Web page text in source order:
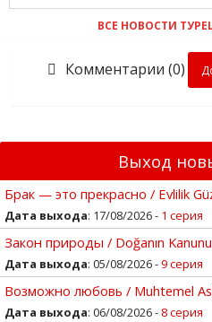
ВСЕ НОВОСТИ
Комментарии (0)
Выход
Брак — это прекрасно / Evlilik
Дата выхода: 17/08/2026 - 1 серия
Закон природы / Doğanın Kanunu
Дата выхода: 05/08/2026 -9 серия
Возможно любовь / Muhtemel
Дата выхода: 06/08/2026 - 8 серия